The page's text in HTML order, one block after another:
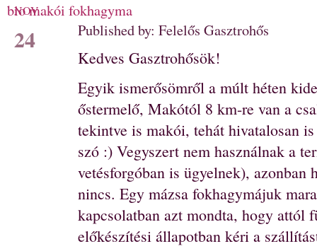
bio makói fokhagyma
Published by: Felelős Gasztrohős
NOV
24
Kedves Gasztrohősök!
Egyik ismerősömről a múlt héten
őstermelő, Makótól 8 km-re van a
tekintve is makói, tehát hivatalosan
szó :) Vegyszert nem használnak a
vetésforgóban is ügyelnek), azonban
nincs. Egy mázsa fokhagymájuk
kapcsolatban azt mondta, hogy attól
előkészítési állapotban kéri a